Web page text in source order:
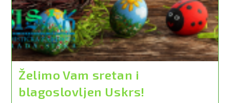
Želimo Vam sretan i
blagoslovljen Uskrs!